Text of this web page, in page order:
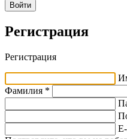
Войти
Регистрация
Регистрация
Фамилия *